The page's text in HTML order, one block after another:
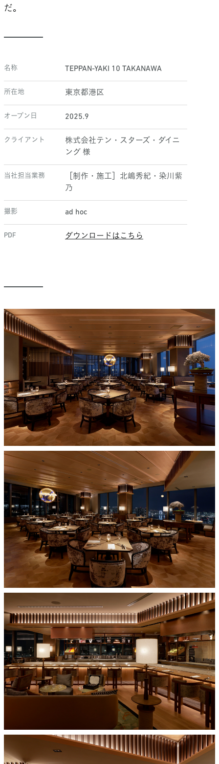
だ。
名称 TEPPAN-YAKI 10 TAKANAWA
所在地 東京都港区
オープン日 2025.9
クライアント
株式会社テン・スターズ・ダイニ
ング 様
当社担当業務
［制作・施工］北嶋秀紀・染川紫
乃
撮影 ad hoc
PDF ダウンロードはこちら